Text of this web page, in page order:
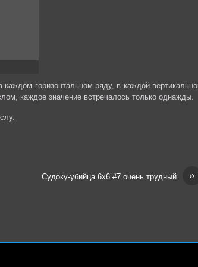
горизонтальном ряду, в каждой
каждое значение встречалось только однажды.
»
Судоку-убийца 6х6 #7 очень трудный